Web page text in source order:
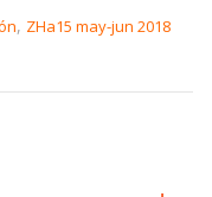
, ZHa15 may-jun 2018